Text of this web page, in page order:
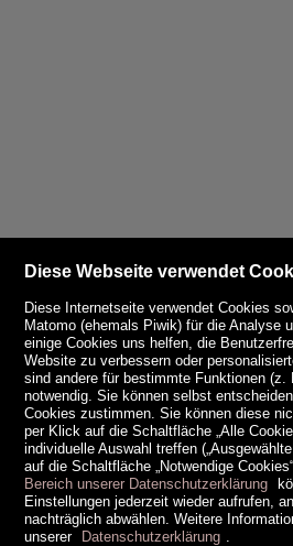
Diese Webseite verwendet
Diese Internetseite verwendet Cookies
Matomo (ehemals Piwik) für die Analyse
einige Cookies uns helfen, die
Website zu verbessern oder
sind andere für bestimmte Funktionen (z.
notwendig. Sie können selbst
Cookies zustimmen. Sie können diese
per Klick auf die Schaltfläche „Alle
individuelle Auswahl treffen
auf die Schaltfläche „Notwendige
Bereich unserer Datenschutzerklärung
Einstellungen jederzeit wieder aufrufen,
nachträglich abwählen. Weitere
unserer Datenschutzerklärung